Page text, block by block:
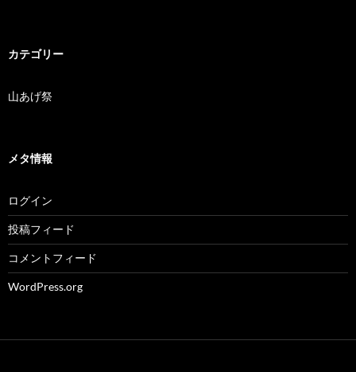
カテゴリー
山あげ祭
メタ情報
ログイン
投稿フィード
コメントフィード
WordPress.org